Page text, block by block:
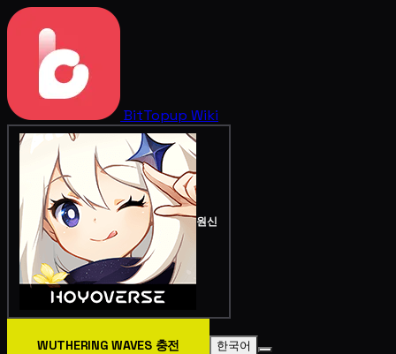
BitTopup Wiki
원신
WUTHERING WAVES 충전 한국어